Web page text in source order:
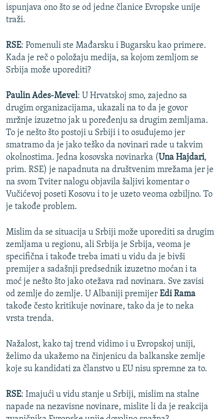
ispunjava ono što se od jedne članice Evropske unije
traži.
RSE: Pomenuli ste Mađarsku i Bugarsku kao primere.
Kada je reč o položaju medija, sa kojom zemljom se
Srbija može uporediti?
Paulin Ades-Mevel: U Hrvatskoj smo, zajedno sa
drugim organizacijama, ukazali na to da je govor
mržnje izuzetno jak u poređenju sa drugim zemljama.
To je nešto što postoji u Srbiji i to osuđujemo jer
smatramo da je jako teško da novinari rade u takvim
okolnostima. Jedna kosovska novinarka (Una Hajdari,
prim. RSE) je napadnuta na društvenim mrežama jer je
na svom Tviter nalogu objavila šaljivi komentar o
Vučićevoj poseti Kosovu i to je uzeto veoma ozbiljno. To
je takođe problem.
Mislim da se situacija u Srbiji može uporediti sa drugim
zemljama u regionu, ali Srbija je Srbija, veoma je
specifična i takođe treba imati u vidu da je bivši
premijer a sadašnji predsednik izuzetno moćan i ta
moć je nešto što jako otežava rad novinara. Sve zavisi
od zemlje do zemlje. U Albaniji premijer Edi Rama
takođe često kritikuje novinare, tako da je to neka
vrsta trenda.
Nažalost, kako taj trend vidimo i u Evropskoj uniji,
želimo da ukažemo na činjenicu da balkanske zemlje
koje su kandidati za članstvo u EU nisu spremne za to.
RSE: Imajući u vidu stanje u Srbiji, mislim na stalne
napade na nezavisne novinare, mislite li da je reakcija